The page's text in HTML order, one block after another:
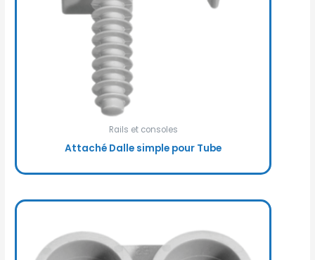
Rails et consoles
Attaché Dalle simple pour Tube